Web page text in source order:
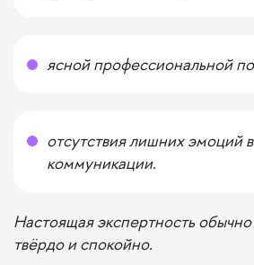
ясной профессиональной
отсутствия лишних эмоций
коммуникации.
Настоящая экспертность обычно
твёрдо и спокойно.